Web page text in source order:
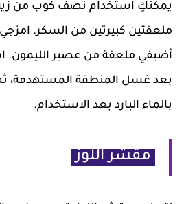
يمكنكِ استخدام نصف كوب من
ملعقتين كبيرتين من السكر.
أضيفي ملعقة من عصير الليمون.
بعد غسل المنطقة المستهدفة،
بالماء البارد بعد الاستخدام.
مقشر اللوز